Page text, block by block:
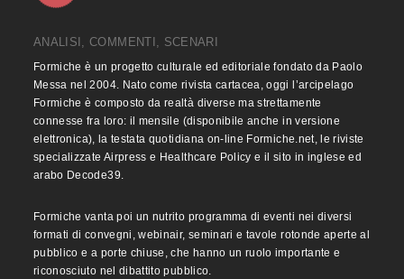
ANALISI, COMMENTI, SCENARI
Formiche è un progetto culturale ed editoriale fondato da Paolo
Messa nel 2004. Nato come rivista cartacea, oggi l’arcipelago
Formiche è composto da realtà diverse ma strettamente
connesse fra loro: il mensile (disponibile anche in versione
elettronica), la testata quotidiana on-line Formiche.net, le riviste
specializzate Airpress e Healthcare Policy e il sito in inglese ed
arabo Decode39.
Formiche vanta poi un nutrito programma di eventi nei diversi
formati di convegni, webinair, seminari e tavole rotonde aperte al
pubblico e a porte chiuse, che hanno un ruolo importante e
riconosciuto nel dibattito pubblico.